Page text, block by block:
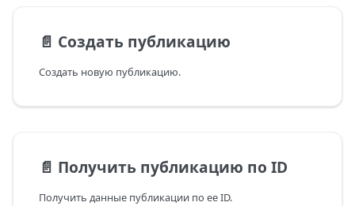
📄️ Создать публикацию
Создать новую публикацию.
📄️ Получить публикацию по ID
Получить данные публикации по ее ID.